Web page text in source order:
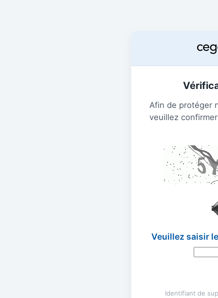
Afin de protéger
veuillez
Veuillez saisir
Identifiant de